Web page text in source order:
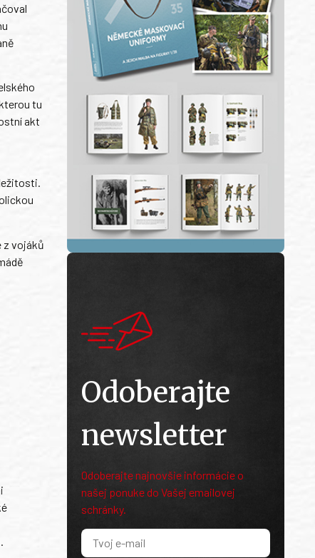
tu
akt
z vojáků
Odoberajte
newsletter
Odoberajte najnovšie informácie o
našej ponuke do Vašej emailovej
schránky.